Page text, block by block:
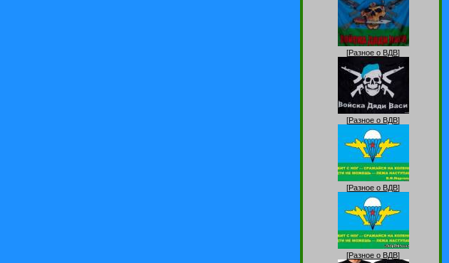
[Разное о ВДВ]
[Разное о ВДВ]
[Разное о ВДВ]
[Разное о ВДВ]